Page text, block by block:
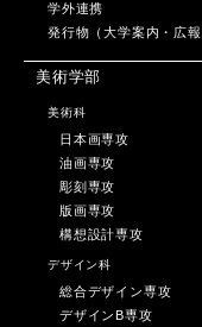
学外連携
発行物（大学案内・広報
美術学部
美術科
日本画専攻
油画専攻
彫刻専攻
版画専攻
構想設計専攻
デザイン科
総合デザイン専攻
デザインB専攻